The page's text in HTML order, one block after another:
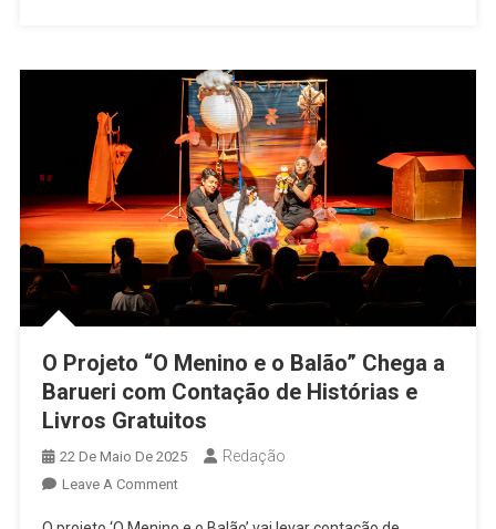
Lá
Que
Eu
Conto
Cá”
O Projeto “O Menino e o Balão” Chega a
Barueri com Contação de Histórias e
Livros Gratuitos
22 De Maio De 2025 Redação
Leave A CommentOn